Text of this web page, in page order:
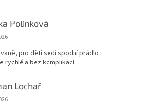
Polínková
obchodu je 5 z 5 hvězdiček.
pro děti sedí spodní prádlo
rychlé a bez komplikací
Lochař
obchodu je 5 z 5 hvězdiček.